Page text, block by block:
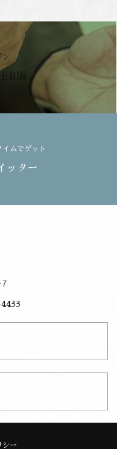
ン
版
イムでゲット
ッター
7
シー